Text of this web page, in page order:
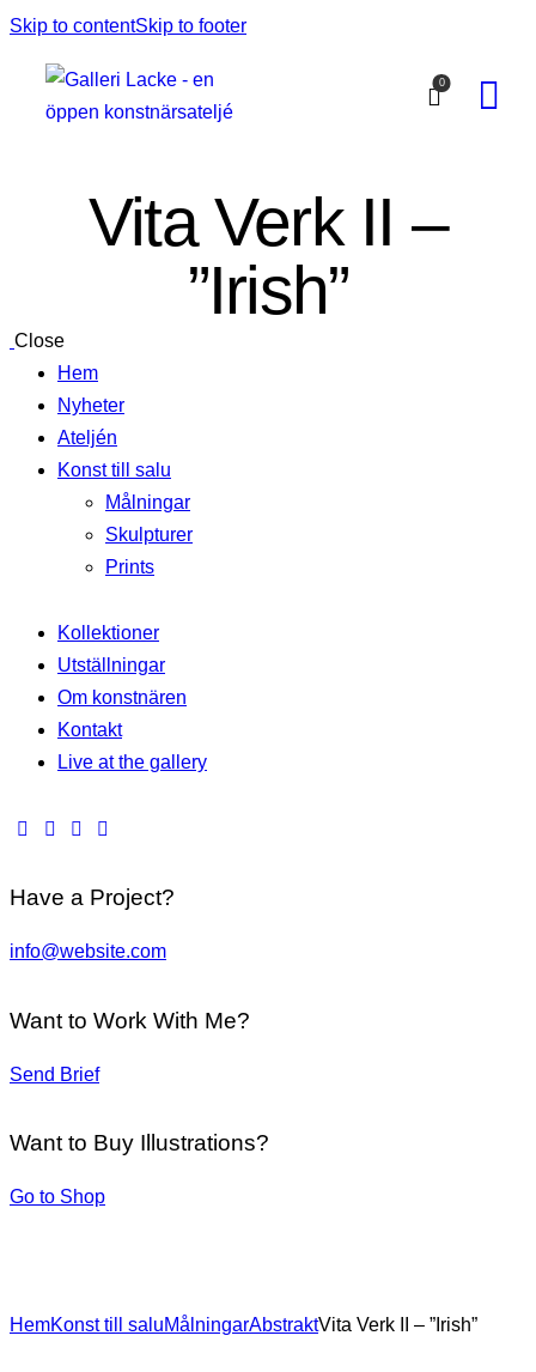
Skip to contentSkip to footer
0
Vita Verk II –
”Irish”
Close
Hem
Nyheter
Ateljén
Konst till salu
Målningar
Skulpturer
Prints
Kollektioner
Utställningar
Om konstnären
Kontakt
Live at the gallery
Have a Project?
info@website.com
Want to Work With Me?
Send Brief
Want to Buy Illustrations?
Go to Shop
HemKonst till saluMålningarAbstraktVita Verk II – ”Irish”